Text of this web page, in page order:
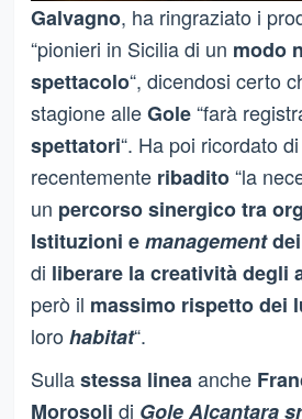
Galvagno, ha ringraziato i
“pionieri in Sicilia di un modo
spettacolo“, dicendosi certo
stagione alleGole“farà
spettatori“. Ha poi ricordato
recentemente ribadito“la
un percorso sinergico tra
Istituzioni emanagement
di liberare la creatività degli
però il massimo rispetto dei
lorohabitat“.
Sullastessa linea anche
Morosoli di Gole Alcantara